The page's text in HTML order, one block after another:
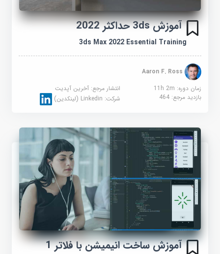
آموزش 3ds حداکثر 2022
3ds Max 2022 Essential Training
Aaron F. Ross
زمان دوره: 11h 2m
انتشار مرجع:آخرین آپدیت
بازدید مرجع:464 شرکت:Linkedin (لینکدین)
آموزش ساخت انیمیشن با فلاتر 1